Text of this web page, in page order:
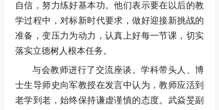
自信，努力练好基本功。他们表示要在以后的教
学过程中，对标新时代要求，做好迎接新挑战的
准备，变压力为动力，认真上好每一节课，切实
落实立德树人根本任务。
与会教师进行了交流座谈。学科带头人、博
士生导师史向军教授在发言中认为，教师应活到
老学到老，始终保持谦虚谨慎的态度。武焱旻副